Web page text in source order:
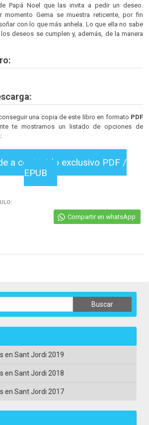
Papá Noel que las invita a pedir un deseo.
momento Gema se muestra reticente, por fin
con lo que más anhela. Lo que ella no sabe
deseos se cumplen y, además, de la manera
una copia de este libro en formato PDF
te mostramos un listado de opciones de
a contenido exclusivo PDF /
EPUB
Compartir en whatsApp
en Sant Jordi 2019
en Sant Jordi 2018
en Sant Jordi 2017